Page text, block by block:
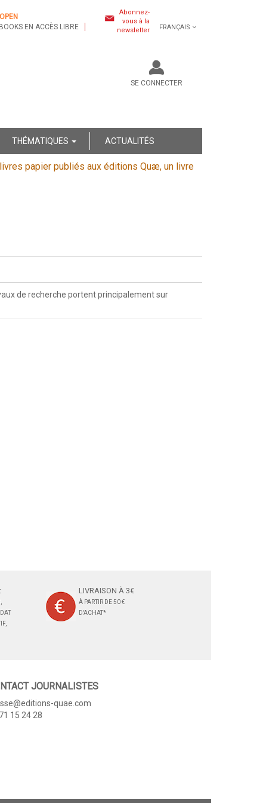
EN ACCÈS LIBRE
Abonnez-
vous à la
newsletter
FRANÇAIS
SE CONNECTER
THÉMATIQUES ACTUALITÉS
papier publiés aux éditions Quæ, un livre
de recherche portent principalement sur
LIVRAISON À 3€
À PARTIR DE 50 €
D'ACHAT*
JOURNALISTES
quae.com
15 24 28